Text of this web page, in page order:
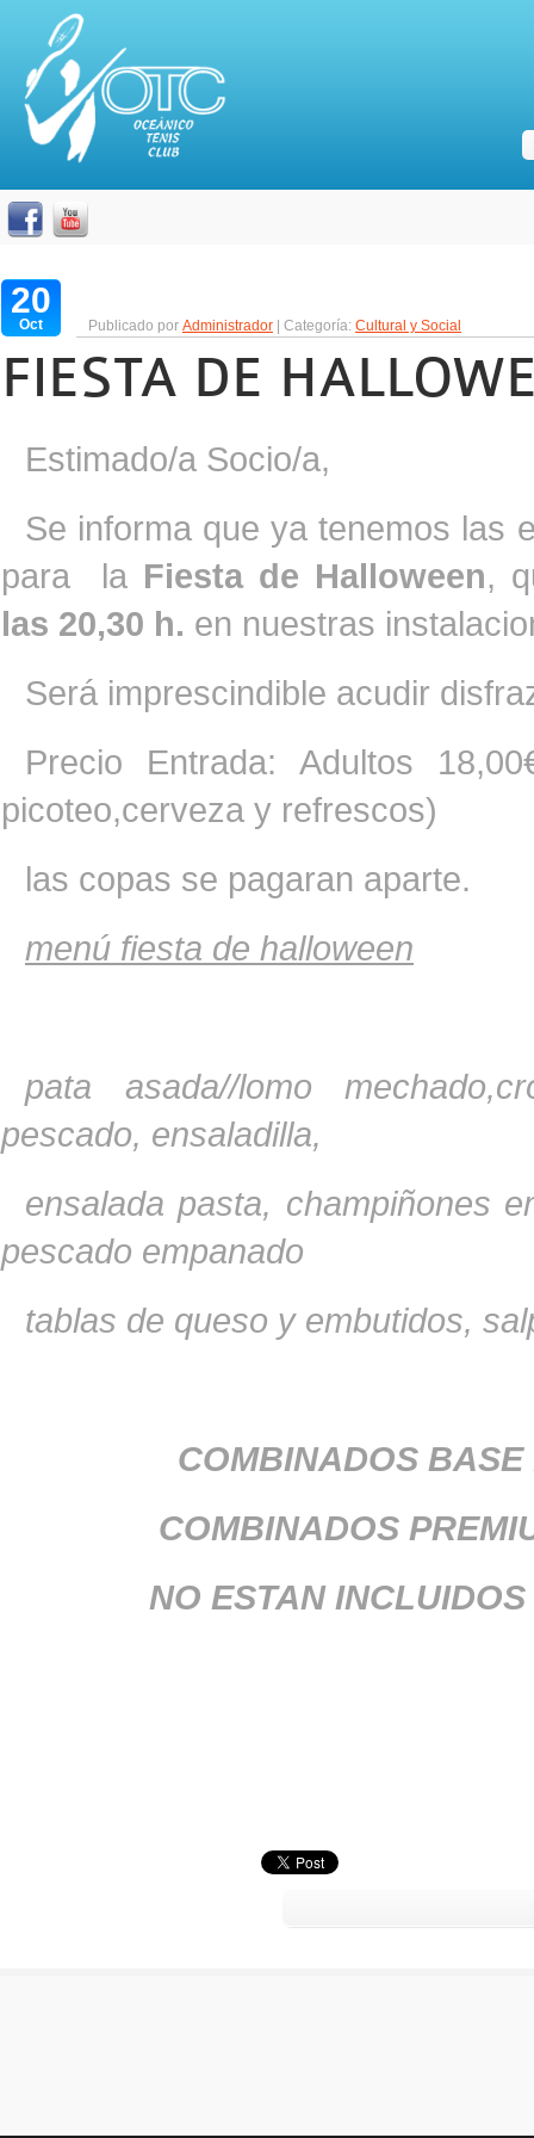
20
Oct Publicado por Administrador | Categoría: Cultural y Social
FIESTA DE
Estimado/a Socio/a,
Se informa que ya tenemos las
para la Fiesta de Halloween,
las 20,30 h. en nuestras
Será imprescindible acudir
Precio Entrada: Adultos
picoteo,cerveza y refrescos)
las copas se pagaran aparte.
menú fiesta de halloween
pata asada//lomo mechado,
pescado, ensaladilla,
ensalada pasta, champiñones
pescado empanado
tablas de queso y embutidos,
COMBINADOS
COMBINADOS
NO ESTAN INCLUIDOS